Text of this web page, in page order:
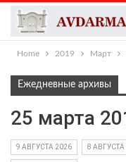
Home 2019 Март
Ежедневные архивы
25 марта
9 АВГУСТА 2026 8 АВГУСТА